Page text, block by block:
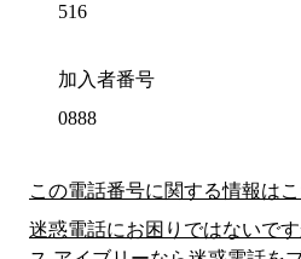
516
加入者番号
0888
この電話番号に関する情報は
迷惑電話にお困りではないで